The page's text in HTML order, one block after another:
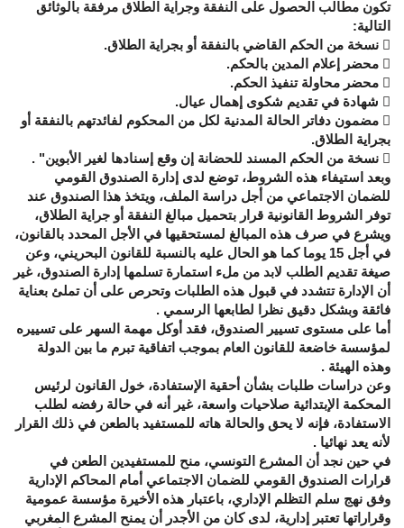
تكون مطالب الحصول على النفقة وجراية الطلاق مرفقة بالوثائق
التالية:
 نسخة من الحكم القاضي بالنفقة أو بجراية الطلاق.
 محضر إعلام المدين بالحكم.
 محضر محاولة تنفيذ الحكم.
 شهادة في تقديم شكوى إهمال عيال.
 مضمون دفاتر الحالة المدنية لكل من المحكوم لفائدتهم بالنفقة أو
بجراية الطلاق.
 نسخة من الحكم المسند للحضانة إن وقع إسنادها لغير الأبوين" .
وبعد استيفاء هذه الشروط، توضع لدى إدارة الصندوق القومي
للضمان الاجتماعي من أجل دراسة الملف، ويتخذ هذا الصندوق عند
توفر الشروط القانونية قرار بتحميل مبالغ النفقة أو جراية الطلاق،
ويشرع في صرف هذه المبالغ لمستحقيها في الأجل المحدد بالقانون،
في أجل 15 يوما كما هو الحال عليه بالنسبة للقانون البحريني، وعن
صيغة تقديم الطلب لابد من ملء استمارة تسلمها إدارة الصندوق، غير
أن الإدارة تتشدد في قبول هذه الطلبات وتحرص على أن تملئ بعناية
فائقة وبشكل دقيق نظرا لطابعها الرسمي .
أما على مستوى تسيير الصندوق، فقد أوكل مهمة السهر على تسييره
لمؤسسة خاضعة للقانون العام بموجب اتفاقية تبرم ما بين الدولة
وهذه الهيئة .
وعن دراسات طلبات بشأن أحقية الإستفادة، خول القانون لرئيس
المحكمة الإبتدائية صلاحيات واسعة، غير أنه في حالة رفضه لطلب
الاستفادة، فإنه لا يحق والحالة هاته للمستفيد بالطعن في ذلك القرار
لأنه يعد نهائيا .
في حين نجد أن المشرع التونسي، منح للمستفيدين الطعن في
قرارات الصندوق القومي للضمان الاجتماعي أمام المحاكم الإدارية
وفق نهج سلم التظلم الإداري، باعتبار هذه الأخيرة مؤسسة عمومية
وقراراتها تعتبر إدارية، لدى كان من الأجدر أن يمنح المشرع المغربي